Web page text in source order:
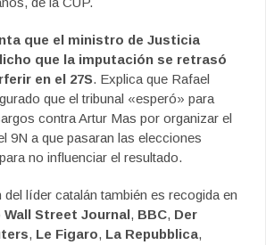
que el ministro de Justicia
que la imputación se retrasó
en el 27S. Explica que Rafael
que el tribunal «esperó» para
contra Artur Mas por organizar el
9N a que pasaran las elecciones
no influenciar el resultado.
del líder catalán también es recogida en
Wall Street Journal, BBC, Der
, Le Figaro, La Repubblica,